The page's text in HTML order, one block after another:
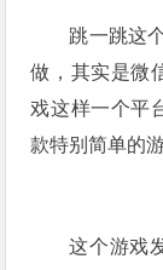
跳一跳这
做，其实是微
戏这样一个平
款特别简单的游
这个游戏